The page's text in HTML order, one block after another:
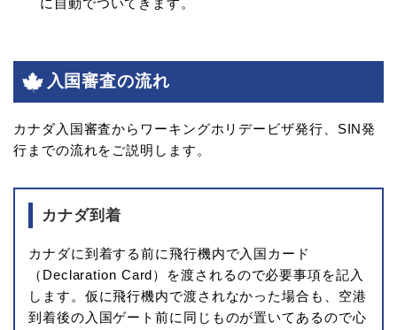
に自動でついてきます。
入国審査の流れ
カナダ入国審査からワーキングホリデービザ発行、SIN発
行までの流れをご説明します。
カナダ到着
カナダに到着する前に飛行機内で入国カード
（Declaration Card）を渡されるので必要事項を記入
します。仮に飛行機内で渡されなかった場合も、空港
到着後の入国ゲート前に同じものが置いてあるので心